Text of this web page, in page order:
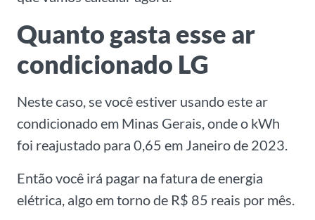
Quanto gasta esse ar
condicionado LG
Neste caso, se você estiver usando este ar
condicionado em Minas Gerais, onde o kWh
foi reajustado para 0,65 em Janeiro de 2023.
Então você irá pagar na fatura de energia
elétrica, algo em torno de R$ 85 reais por mês.